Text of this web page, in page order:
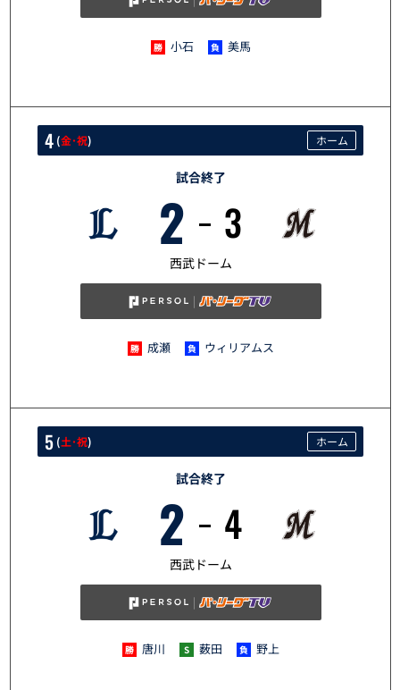
小石 美馬
5/4
4 (金･祝) ホーム
試合終了
2 3
西武ドーム
成瀬 ウィリアムス
5/5
5 (土･祝) ホーム
試合終了
2 4
西武ドーム
唐川 薮田 野上